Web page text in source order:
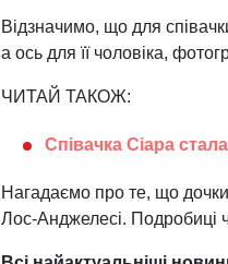
Відзначимо, що для
а ось для її чоловіка,
ЧИТАЙ ТАКОЖ:
Співачка Сіара
Нагадаємо про те, що
Лос-Анджелесі. Подробиці